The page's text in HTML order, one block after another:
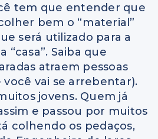
tem que entender que
bem o “material”
será utilizado para a
“casa”. Saiba que
atraem pessoas
você vai se arrebentar).
jovens. Quem já
e passou por muitos
colhendo os pedaços,